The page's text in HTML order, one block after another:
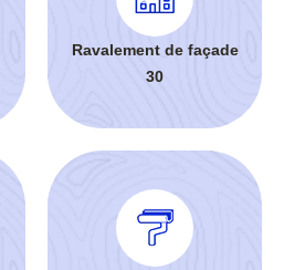
Ravalement de façade
30